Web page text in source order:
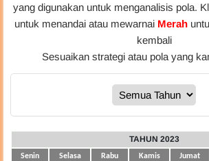
yang digunakan untuk menganalisis pola.
untuk menandai atau mewarnai Merah
kembali
Sesuaikan strategi atau pola yang
TAHUN 2023
Senin Selasa Rabu Kamis Jumat